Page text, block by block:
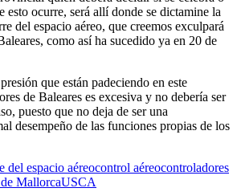
ocurre, será allí donde se dictamine la
del espacio aéreo, que creemos exculpará
como así ha sucedido ya en 20 de
que están padeciendo en este
de Baleares es excesiva y no debería ser
puesto que no deja de ser una
desempeño de las funciones propias de los
del espacio aéreocontrol aéreocontroladores
MallorcaUSCA